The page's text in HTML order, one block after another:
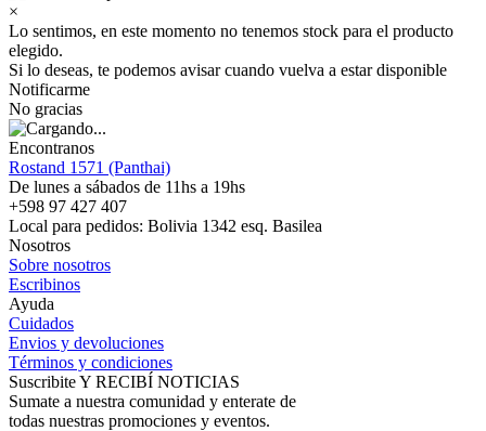
×
Lo sentimos, en este momento no tenemos stock para el producto
elegido.
Si lo deseas, te podemos avisar cuando vuelva a estar disponible
Notificarme
No gracias
Encontranos
Rostand 1571 (Panthai)
De lunes a sábados de 11hs a 19hs
+598 97 427 407
Local para pedidos: Bolivia 1342 esq. Basilea
Nosotros
Sobre nosotros
Escribinos
Ayuda
Cuidados
Envios y devoluciones
Términos y condiciones
Suscribite Y RECIBÍ NOTICIAS
Sumate a nuestra comunidad y enterate de
todas nuestras promociones y eventos.